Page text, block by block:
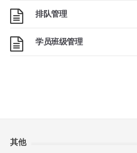
排队管理
学员班级管理
其他